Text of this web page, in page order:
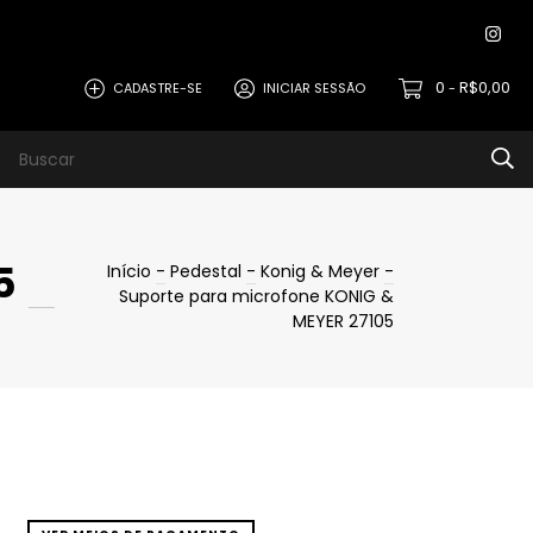
CADASTRE-SE INICIAR SESSÃO 0 - R$0,00
Início - Pedestal - Konig & Meyer -
Suporte para microfone KONIG &
MEYER 27105